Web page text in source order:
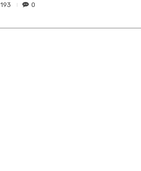
193 0